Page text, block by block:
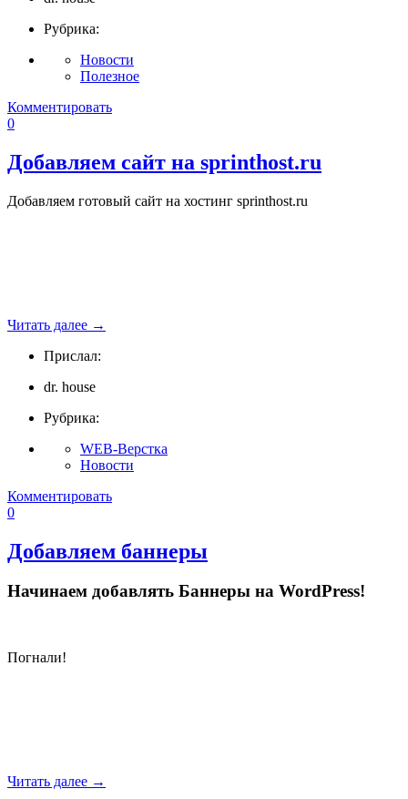
Рубрика:
Новости
Полезное
Комментировать
0
Добавляем сайт на sprinthost.ru
Добавляем готовый сайт на хостинг sprinthost.ru
Читать далее →
Прислал:
dr. house
Рубрика:
WEB-Верстка
Новости
Комментировать
0
Добавляем баннеры
Начинаем добавлять Баннеры на WordPress!
Погнали!
Читать далее →